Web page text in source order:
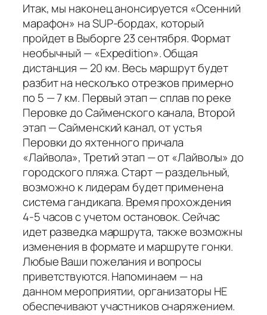
Итак, мы наконец анонсируется «Осенний
марафон» на SUP-бордах, который
пройдет в Выборге 23 сентября. Формат
необычный — «Expedition». Общая
дистанция — 20 км. Весь маршрут будет
разбит на несколько отрезков примерно
по 5 — 7 км. Первый этап — сплав по реке
Перовке до Сайменского канала, Второй
этап — Сайменский канал, от устья
Перовки до яхтенного причала
«Лайвола», Третий этап — от «Лайволы» до
городского пляжа. Старт — раздельный,
возможно к лидерам будет применена
система гандикапа. Время прохождения
4-5 часов с учетом остановок. Сейчас
идет разведка маршрута, также возможны
изменения в формате и маршруте гонки.
Любые Ваши пожелания и вопросы
приветствуются. Напоминаем — на
данном мероприятии, организаторы НЕ
обеспечивают участников снаряжением.